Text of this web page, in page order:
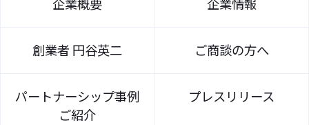
企業概要 企業情報
創業者 円谷英二 ご商談の方へ
パートナーシップ事例
ご紹介
プレスリリース